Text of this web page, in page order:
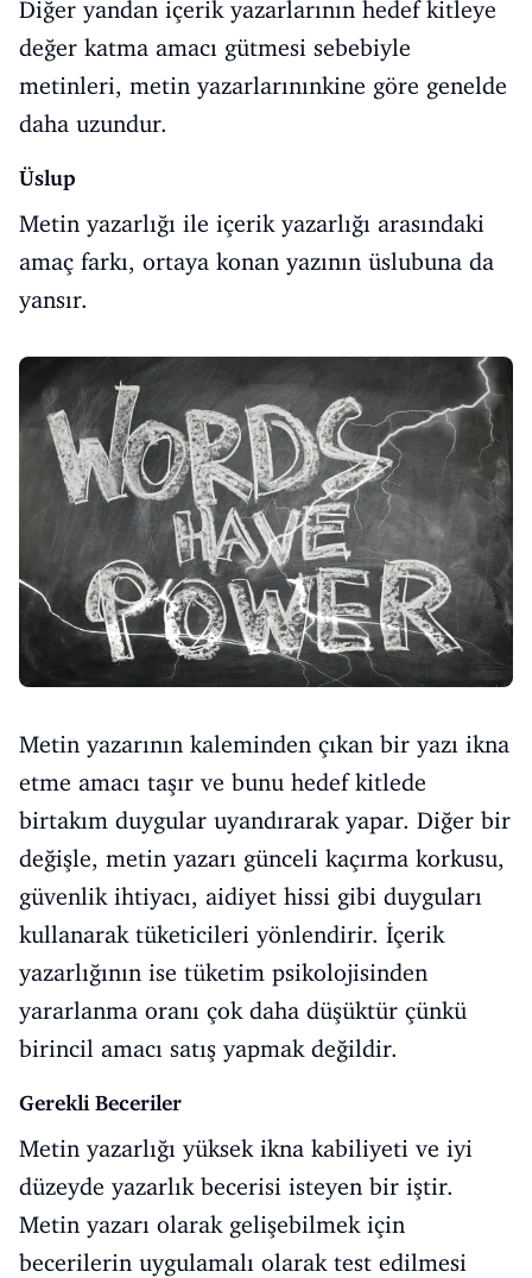
Diğer yandan içerik yazarlarının hedef kitleye
değer katma amacı gütmesi sebebiyle
metinleri, metin yazarlarınınkine göre genelde
daha uzundur.
Üslup
Metin yazarlığı ile içerik yazarlığı arasındaki
amaç farkı, ortaya konan yazının üslubuna da
yansır.
Metin yazarının kaleminden çıkan bir yazı ikna
etme amacı taşır ve bunu hedef kitlede
birtakım duygular uyandırarak yapar. Diğer bir
değişle, metin yazarı günceli kaçırma korkusu,
güvenlik ihtiyacı, aidiyet hissi gibi duyguları
kullanarak tüketicileri yönlendirir. İçerik
yazarlığının ise tüketim psikolojisinden
yararlanma oranı çok daha düşüktür çünkü
birincil amacı satış yapmak değildir.
Gerekli Beceriler
Metin yazarlığı yüksek ikna kabiliyeti ve iyi
düzeyde yazarlık becerisi isteyen bir iştir.
Metin yazarı olarak gelişebilmek için
becerilerin uygulamalı olarak test edilmesi